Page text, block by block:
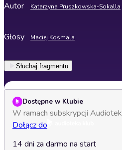
Autor Katarzyna Pruszkowska-Sokalla
Głosy Maciej Kosmala
Słuchaj fragmentu
Dostępne w Klubie
W ramach subskrypcji
Dołącz do
14 dni za darmo na start